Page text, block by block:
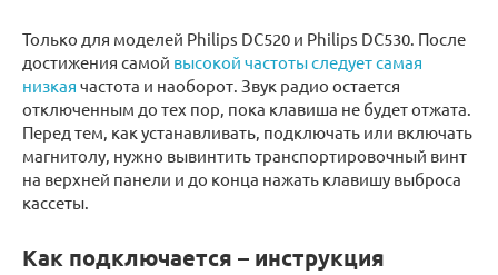
Только для моделей Philips DC520 и Philips DC530. После
достижения самой высокой частоты следует самая
низкая частота и наоборот. Звук радио остается
отключенным до тех пор, пока клавиша не будет отжата.
Перед тем, как устанавливать, подключать или включать
магнитолу, нужно вывинтить транспортировочный винт
на верхней панели и до конца нажать клавишу выброса
кассеты.
Как подключается – инструкция